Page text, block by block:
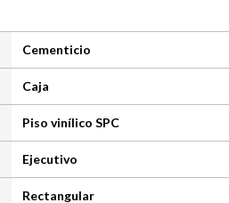
Cementicio
Caja
Piso vinílico SPC
Ejecutivo
Rectangular